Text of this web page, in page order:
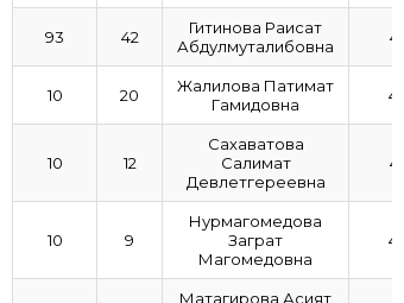
93 42
Гитинова Раисат
Абдулмуталибовна
10 20
Жалилова Патимат
Гамидовна
10 12
Сахаватова
Салимат
Девлетгереевна
10 9
Нурмагомедова
Заграт
Магомедовна
Матагирова Асият